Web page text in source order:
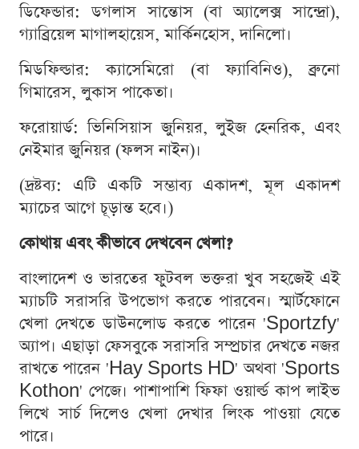
ডিফেন্ডার: ডগলাস সান্তোস (বা অ্যালেক্স সান্দ্রো),
গ্যাব্রিয়েল মাগালহায়েস, মার্কিনহোস, দানিলো।
মিডফিল্ডার: ক্যাসেমিরো (বা ফ্যাবিনিও), ব্রুনো
গিমারেস, লুকাস পাকেতা।
ফরোয়ার্ড: ভিনিসিয়াস জুনিয়র, লুইজ হেনরিক, এবং
নেইমার জুনিয়র (ফলস নাইন)।
(দ্রষ্টব্য: এটি একটি সম্ভাব্য একাদশ, মূল একাদশ
ম্যাচের আগে চূড়ান্ত হবে।)
কোথায় এবং কীভাবে দেখবেন খেলা?
বাংলাদেশ ও ভারতের ফুটবল ভক্তরা খুব সহজেই এই
ম্যাচটি সরাসরি উপভোগ করতে পারবেন। স্মার্টফোনে
খেলা দেখতে ডাউনলোড করতে পারেন 'Sportzfy'
অ্যাপ। এছাড়া ফেসবুকে সরাসরি সম্প্রচার দেখতে নজর
রাখতে পারেন 'Hay Sports HD' অথবা 'Sports
Kothon' পেজে। পাশাপাশি ফিফা ওয়ার্ল্ড কাপ লাইভ
লিখে সার্চ দিলেও খেলা দেখার লিংক পাওয়া যেতে
পারে।